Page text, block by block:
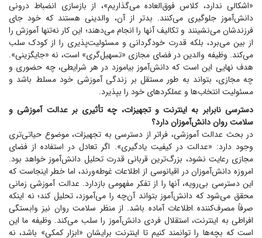
«اشکالی ندارد، کلاس فوق‌العاده می‌گذاریم»، از بازسازی انضباط درونی
دانش‌آموز جلوگیری می‌کنند. بدتر از آن، والدینی هستند که خود جای
فرزندشان می‌نشینند و تکالیف آنها را انجام می‌دهند؛ این کار نه‌تنها آموزش را
از بین می‌برد، بلکه قدرت خودگردانی و مسئولیت‌پذیری را از کودک سلب
می‌کند. وظیفه والدین در فضای مجازی «تسهیل‌گری» است، نه «جایگزینی».
هدف نهایی این است که دانش‌آموز بیاموزد در هر شرایطی، چه حضوری و
چه مجازی، بتواند به طور مستقل بر زندگی آموزشی خود مسلط باشد و
مسئولیت انتخاب‌ها و عملکرد‌های خود را بپذیرد.
دسترسی نابرابر به اینترنت و تجهیزات، چه تأثیری بر عدالت آموزشی و
سلامت روان دانش‌آموزان دارد؟
در بحث عدالت آموزشی، فراتر از دسترسی به تجهیزات، موضوع حیاتی‌تری
وجود دارد: «عدالت در کیفیت یادگیری». اگر تعادل در استفاده از فضای
مجازی رعایت نشود، بزرگ‌ترین قربانی قدرت تحلیل دانش‌آموز خواهد بود.
امروزه دانش‌آموزان در اقیانوسی از اطلاعات غوطه‌ورند، اما خطر اینجاست که
این دسترسی بی‌رویه، آنها را از تفکر مفهومی بازدارد. عدالت آموزشی زمانی
محقق می‌شود که دانش‌آموز بتواند آن‌چه را می‌آموزد، تحلیل کند؛ نه اینکه
صرفاً مصرف‌کننده اطلاعات آماده باشد. از منظر سلامت روان نیز وابستگی
افراطی به اینترنت، استقلال فردی دانش‌آموز را سلب می‌کند. وظیفه ما این
است که بچه‌ها را توانمند کنیم تا اینترنت برایشان «ابزار کمکی» باشد، نه